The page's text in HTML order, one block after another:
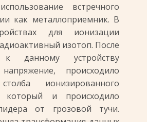
встречного
как металлоприемник. В
для ионизации
изотоп. После
данному устройству
происходило
ионизированного
который и происходило
от грозовой тучи.